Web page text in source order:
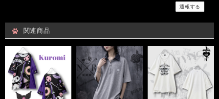
通報する
関連商品